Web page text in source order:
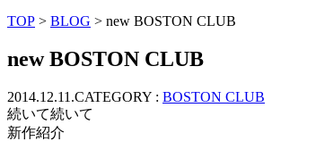
キ
プ
TOP > BLOG > new BOSTON CLUB
new BOSTON CLUB
2014.12.11.CATEGORY : BOSTON CLUB
続いて続いて
新作紹介